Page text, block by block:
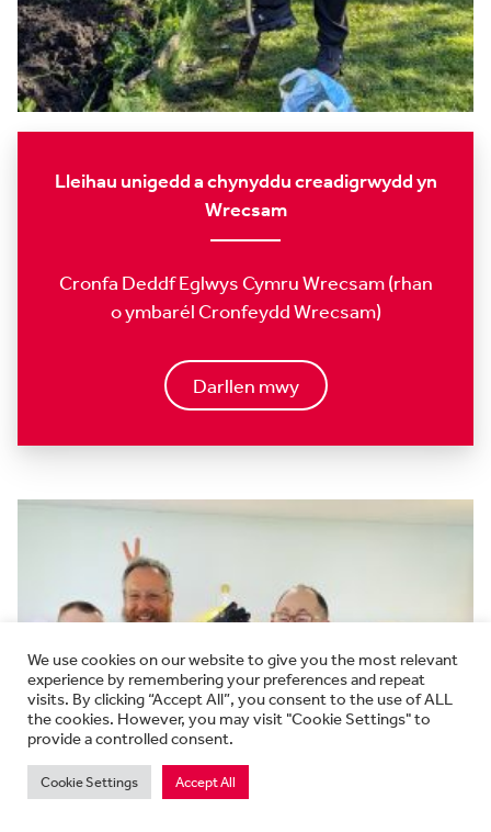
Lleihau unigedd a chynyddu creadigrwydd yn
Wrecsam
Cronfa Deddf Eglwys Cymru Wrecsam (rhan
o ymbarél Cronfeydd Wrecsam)
Darllen mwy
We use cookies on our website to give you the most relevant
experience by remembering your preferences and repeat
visits. By clicking “Accept All”, you consent to the use of ALL
the cookies. However, you may visit "Cookie Settings" to
provide a controlled consent.
Cookie Settings Accept All